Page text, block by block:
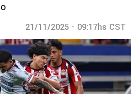
21/11/2025 - 09:17hs CST